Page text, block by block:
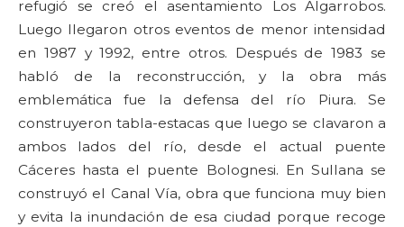
refugió se creó el asentamiento Los Algarrobos.
Luego llegaron otros eventos de menor intensidad
en 1987 y 1992, entre otros. Después de 1983 se
habló de la reconstrucción, y la obra más
emblemática fue la defensa del río Piura. Se
construyeron tabla-estacas que luego se clavaron a
ambos lados del río, desde el actual puente
Cáceres hasta el puente Bolognesi. En Sullana se
construyó el Canal Vía, obra que funciona muy bien
y evita la inundación de esa ciudad porque recoge